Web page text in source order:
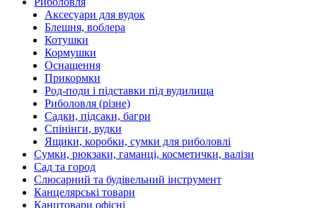
Аксесуари для вудок
Блешня, воблера
Котушки
Кормушки
Оснащення
Прикормки
Род-поди і підставки під вудилища
Риболовля (різне)
Садки, підсаки, багри
Спінінги, вудки
Ящики, коробки, сумки для риболовлі
Сумки, рюкзаки, гаманці, косметички, валізи
Сад та город
Слюсарний та будівельний інструмент
Канцелярські товари
Канцтовари офісні